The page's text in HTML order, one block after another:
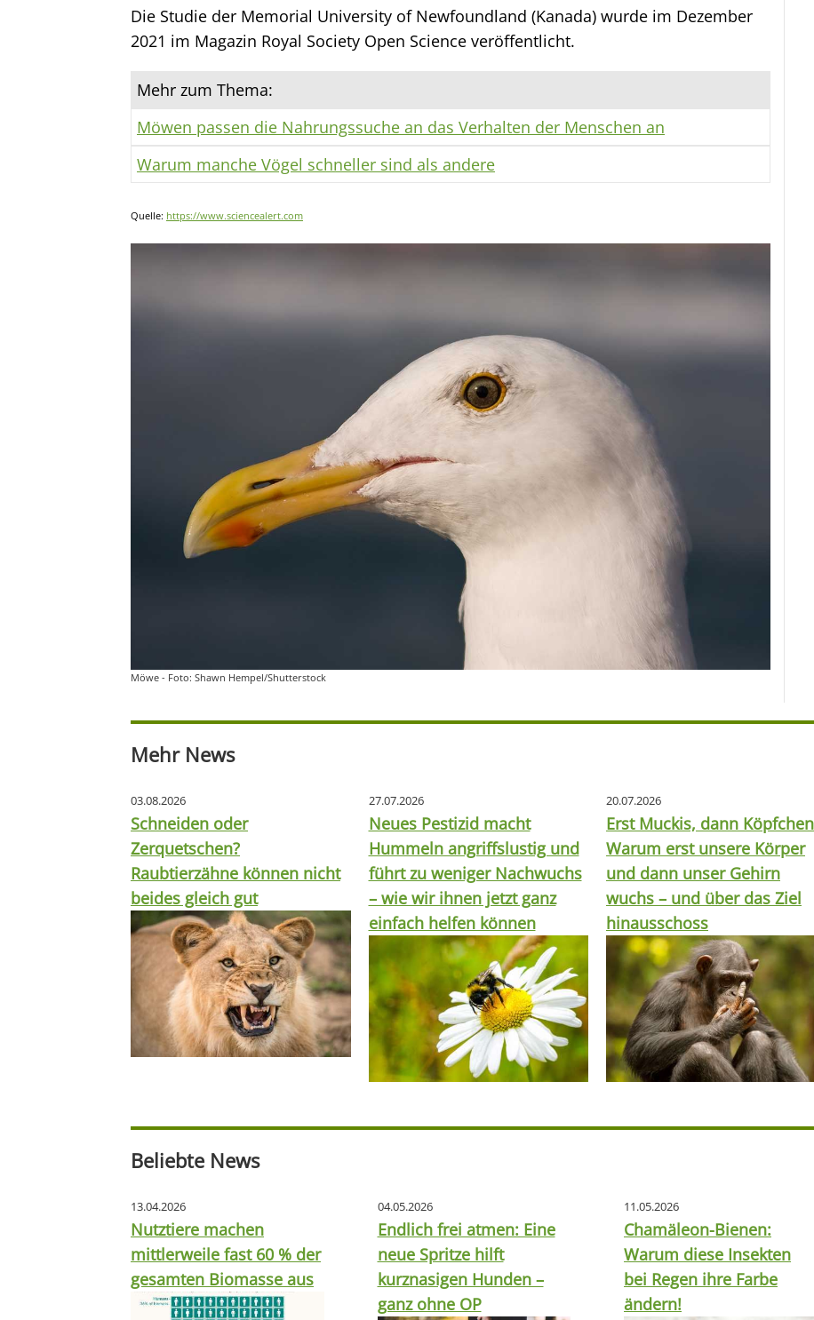
Die Studie der Memorial University of Newfoundland (Kanada) wurde im Dezember
2021 im Magazin Royal Society Open Science veröffentlicht.
Mehr zum Thema:
Möwen passen die Nahrungssuche an das Verhalten der Menschen an
Warum manche Vögel schneller sind als andere
Quelle: https://www.sciencealert.com
Möwe - Foto: Shawn Hempel/Shutterstock
Mehr News
03.08.2026
Schneiden oder
Zerquetschen?
Raubtierzähne können nicht
beides gleich gut
27.07.2026
Neues Pestizid macht
Hummeln angriffslustig und
führt zu weniger Nachwuchs
– wie wir ihnen jetzt ganz
einfach helfen können
20.07.2026
Erst Muckis, dann
Warum erst unsere Körper
und dann unser Gehirn
wuchs – und über das Ziel
hinausschoss
Beliebte News
13.04.2026
Nutztiere machen
mittlerweile fast 60 % der
gesamten Biomasse aus
04.05.2026
Endlich frei atmen: Eine
neue Spritze hilft
kurznasigen Hunden –
ganz ohne OP
11.05.2026
Chamäleon-Bienen:
Warum diese Insekten
bei Regen ihre Farbe
ändern!